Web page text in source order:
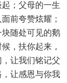
；父母的一生
前夸赞炫耀；
随处可见的鹅
，扶你起来，
让我们铭记父
让感恩与你我